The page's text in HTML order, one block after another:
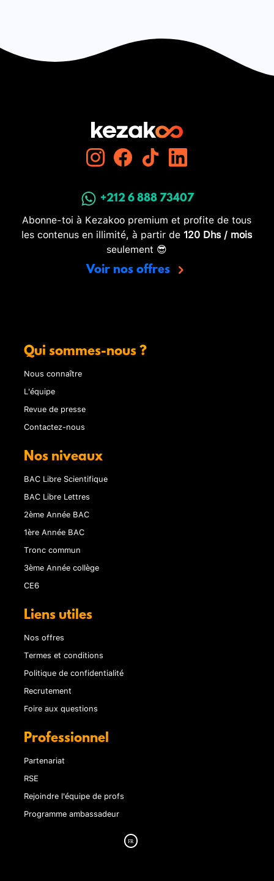
+212 6 888 73407
Abonne-toi à Kezakoo premium et profite de tous
les contenus en illimité, à partir de 120 Dhs / mois
seulement 😎
Voir nos offres
Qui sommes-nous ?
Nous connaître
L'équipe
Revue de presse
Contactez-nous
Nos niveaux
BAC Libre Scientifique
BAC Libre Lettres
2ème Année BAC
1ère Année BAC
Tronc commun
3ème Année collège
CE6
Liens utiles
Nos offres
Termes et conditions
Politique de confidentialité
Recrutement
Foire aux questions
Professionnel
Partenariat
RSE
Rejoindre l'équipe de profs
Programme ambassadeur